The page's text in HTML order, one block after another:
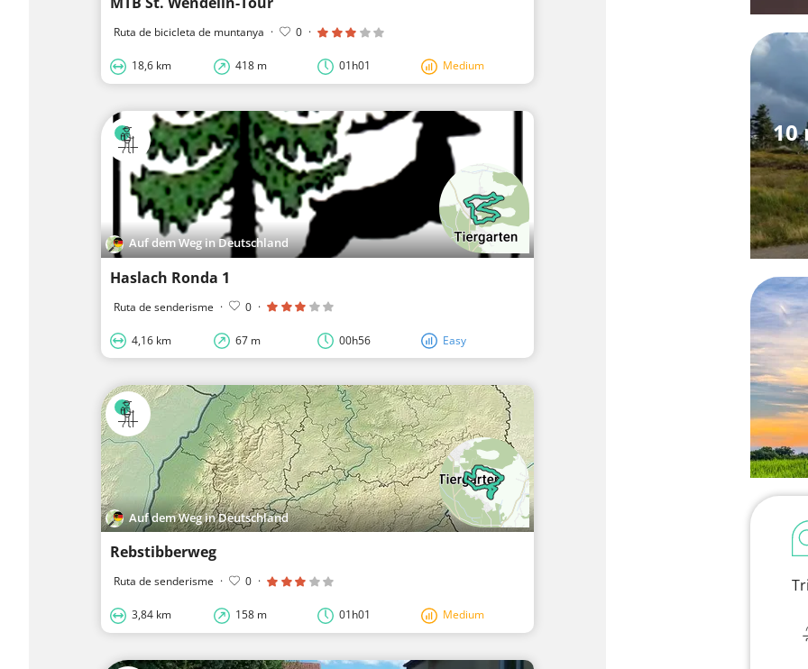
Ruta de bicicleta de muntanya · 0 ·
18,6 km 418 m 01h01 Medium
Auf dem Weg in Deutschland
Haslach Ronda 1
Ruta de senderisme · 0 ·
4,16 km 67 m 00h56 Easy
Auf dem Weg in Deutschland
Rebstibberweg
Ruta de senderisme · 0 ·
3,84 km 158 m 01h01 Medium
10